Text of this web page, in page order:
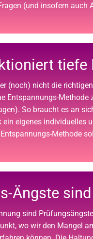
(und insofern
tiefe
(noch) nicht die
Entspannungs-
So braucht es an
ein eigenes individuelles
Methode
Ängste
sind
wo wir den Mangel